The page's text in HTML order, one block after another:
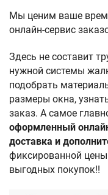
Мы ценим ваше
онлайн-сервис
Здесь не составит
нужной системы
подобрать
размеры окна,
заказ. А самое
оформленный
доставка и
фиксированной
выгодных покупок!!